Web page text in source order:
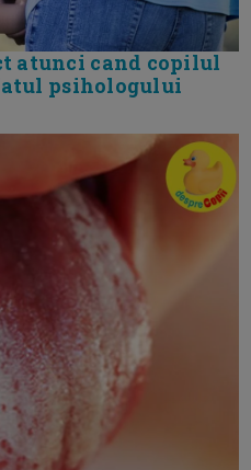
atunci cand copilul
psihologului